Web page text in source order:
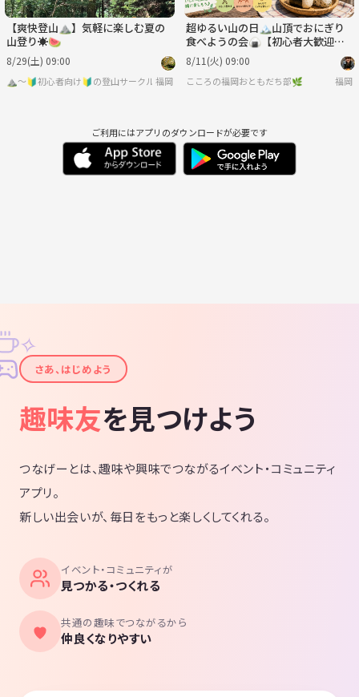
【爽快登山⛰️】気軽に楽しむ夏の
山登り☀️🍉
8/29(土) 09:00
⛰️～🔰初心者向け🔰の登山サークル～🌳🍃
福岡
超ゆるい山の日🏔山頂でおにぎり
食べようの会🍙【初心者大歓迎
🔰】【おひとり様参加OK❣️】【友
だち作り】
8/11(火) 09:00
こころの福岡おともだち部🌿 福岡
ご利用にはアプリのダウンロードが必要です
✦
✧
さあ、はじめよう
趣味友を見つけよう
つなげーとは、趣味や興味でつながるイベント・コミュニティ
アプリ。
新しい出会いが、毎日をもっと楽しくしてくれる。
イベント・コミュニティが
見つかる・つくれる
共通の趣味でつながるから
仲良くなりやすい